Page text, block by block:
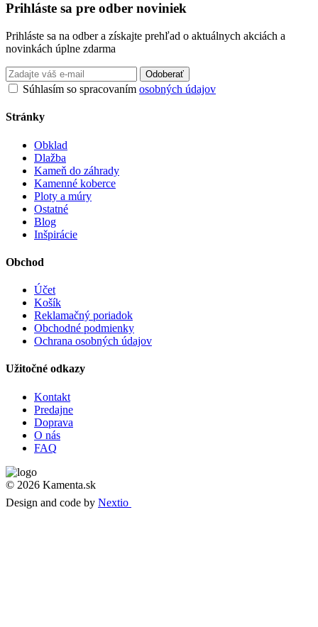
Prihláste sa pre odber noviniek
Prihláste sa na odber a získajte prehľad o aktuálnych akciách a
novinkách úplne zdarma
Odoberať
Súhlasím so spracovaním osobných údajov
Stránky
Obklad
Dlažba
Kameň do záhrady
Kamenné koberce
Ploty a múry
Ostatné
Blog
Inšpirácie
Obchod
Účet
Košík
Reklamačný poriadok
Obchodné podmienky
Ochrana osobných údajov
Užitočné odkazy
Kontakt
Predajne
Doprava
O nás
FAQ
© 2026 Kamenta.sk
Design and code by Nextio